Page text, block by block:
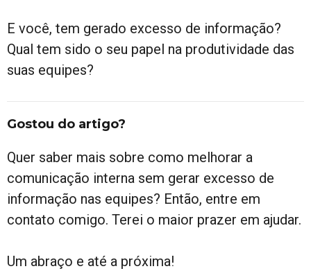
E você, tem gerado excesso de informação?
Qual tem sido o seu papel na produtividade das
suas equipes?
Gostou do artigo?
Quer saber mais sobre como melhorar a
comunicação interna sem gerar excesso de
informação nas equipes? Então, entre em
contato comigo. Terei o maior prazer em ajudar.
Um abraço e até a próxima!